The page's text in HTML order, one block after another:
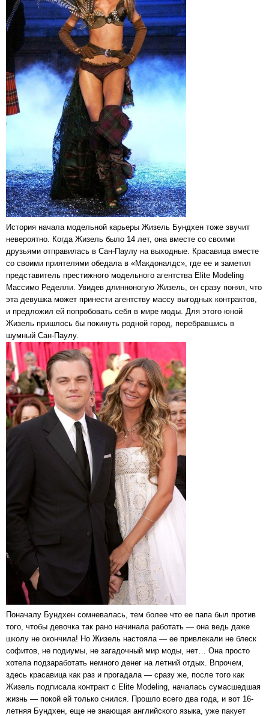
История начала модельной карьеры Жизель Бундхен тоже звучит
невероятно. Когда Жизель было 14 лет, она вместе со своими
друзьями отправилась в Сан-Паулу на выходные. Красавица вместе
со своими приятелями обедала в «Макдоналдс», где ее и заметил
представитель престижного модельного агентства Elite Modeling
Массимо Ределли. Увидев длинноногую Жизель, он сразу понял, что
эта девушка может принести агентству массу выгодных контрактов,
и предложил ей попробовать себя в мире моды. Для этого юной
Жизель пришлось бы покинуть родной город, перебравшись в
шумный Сан-Паулу.
Поначалу Бундхен сомневалась, тем более что ее папа был против
того, чтобы девочка так рано начинала работать — она ведь даже
школу не окончила! Но Жизель настояла — ее привлекали не блеск
софитов, не подиумы, не загадочный мир моды, нет… Она просто
хотела подзаработать немного денег на летний отдых. Впрочем,
здесь красавица как раз и прогадала — сразу же, после того как
Жизель подписала контракт с Elite Modeling, началась сумасшедшая
жизнь — покой ей только снился. Прошло всего два года, и вот 16-
летняя Бундхен, еще не знающая английского языка, уже пакует